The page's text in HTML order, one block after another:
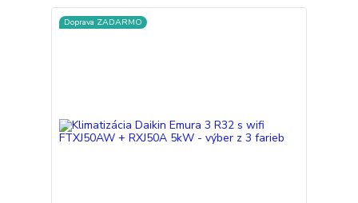
Doprava ZADARMO